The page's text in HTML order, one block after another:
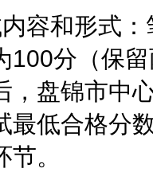
和形式：
100分（保
，盘锦市中
最低合格分
。